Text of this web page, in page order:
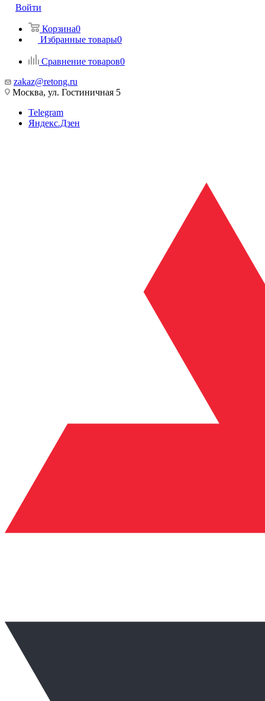
Войти
Корзина0
Избранные товары0
Сравнение товаров0
zakaz@retong.ru
Москва, ул. Гостиничная 5
Telegram
Яндекс.Дзен